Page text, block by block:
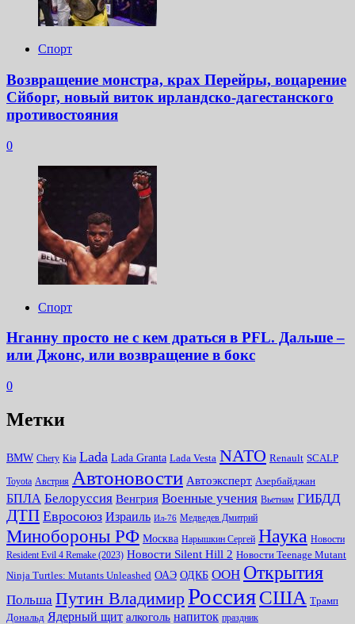
Спорт
Возвращение монстра, крах Перейры, воцарение
Сйборг, новый виток ирландско-дагестанского
противостояния
0
Спорт
Нганну просто не с кем драться в PFL. Дальше –
или Джонс, или возвращение в бокс
0
Метки
BMW Chery Kia Lada Lada Granta Lada Vesta NATO Renault SCALP
Toyota Австрия Автоновости Автоэксперт Азербайджан
БПЛА Белоруссия Венгрия Военные учения Вьетнам ГИБДД
ДТП Евросоюз Израиль Ил-76 Медведев Дмитрий
Минoбороны РФ Москва Нарышкин Сергей Наука Новости
Resident Evil 4 Remake (2023) Новости Silent Hill 2 Новости Teenage Mutant
Ninja Turtles: Mutants Unleashed ОАЭ ОДКБ ООН Открытия
Польша Путин ВладимирРоссияСША Трамп
Дональд Ядерный щит алкоголь напиток праздник